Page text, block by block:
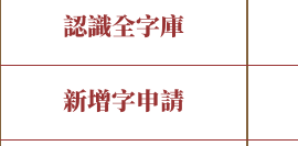
認識全字庫
全字庫介紹
IDS查詢
新增字申請